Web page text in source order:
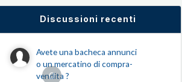
Discussioni recenti
0
Avete una bacheca annunci
o un mercatino di compra-
vendita ?